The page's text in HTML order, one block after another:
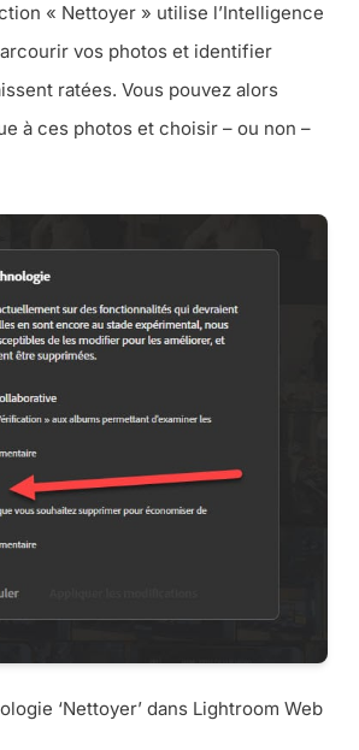
« Nettoyer » utilise l’Intelligence
vos photos et identifier
ratées. Vous pouvez alors
à ces photos et choisir – ou non –
‘Nettoyer’ dans Lightroom Web